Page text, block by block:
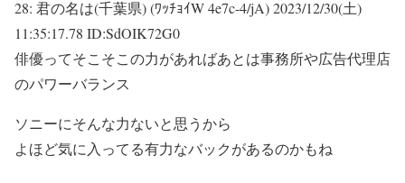
28: 君の名は(千葉県) (ﾜｯﾁｮｲW 4e7c-4/jA)2023/12/30(土)
11:35:17.78 ID:SdOIK72G0
俳優ってそこそこの力があればあとは事務所や広告代理店
のパワーバランス
ソニーにそんな力ないと思うから
よほど気に入ってる有力なバックがあるのかもね